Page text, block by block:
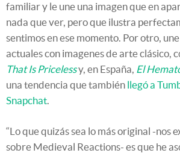
familiar y le une una imagen que en
nada que ver, pero que ilustra
sentimos en ese momento. Por otro,
actuales con imagenes de arte clásico,
That Is Pricelessy, en España, El
una tendencia que también llegó a
Snapchat.
“Lo que quizás sea lo más original -nos
sobre Medieval Reactions- es que he